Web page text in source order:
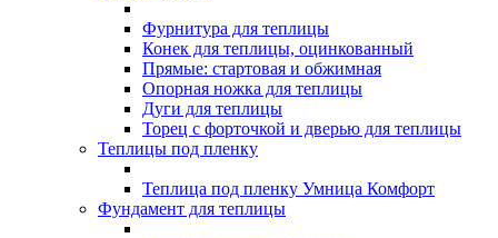
Фурнитура для теплицы
Конек для теплицы, оцинкованный
Прямые: стартовая и обжимная
Опорная ножка для теплицы
Дуги для теплицы
Торец с форточкой и дверью для теплицы
Теплицы под пленку
Теплица под пленку Умница Комфорт
Фундамент для теплицы